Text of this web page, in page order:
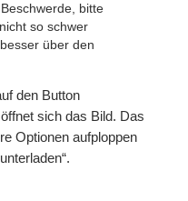
bitte
so schwer
über den
den Button
sich das Bild. Das
Optionen aufploppen